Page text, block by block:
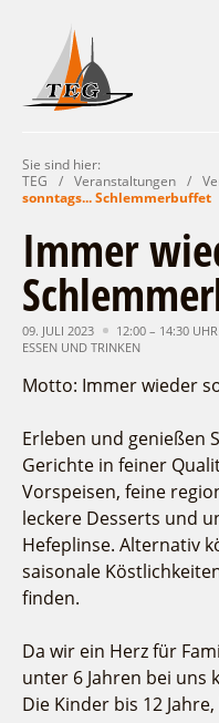
Start Kontakt
Urlaub im Leichhardt
Reisegebiet
Lieblingsorte
Freizeit und
Zu Fuß
Aktiverlebnisse
Einkaufen
Buchbare Angebote
Individuell
Gruppen
Ludwig Leichhardt
Kahnfahrten
Fahrgastschiff
Unterkünfte finden
Camping
Ferienhaus- und
Spreewälder
Campingplatz am
Campingplatz
Veranstaltungen
Wirtschaftsförderung
SPOT
Bürgerbus
Naturwelt
Q-Gemeinde
Service
Team
Aktuelles
Sie sind hier:
TEG
/ Veranstaltungen /
sonntags... Schlemmerbuffet
Immer
09. JULI 2023 12:00 – 14:30 UHR
ESSEN UND TRINKEN
Motto: Immer wieder
Erleben und genießen
Gerichte in feiner
Vorspeisen, feine
leckere Desserts und
Hefeplinse. Alternativ
saisonale
finden.
Da wir ein Herz für
unter 6 Jahren bei uns
Die Kinder bis 12